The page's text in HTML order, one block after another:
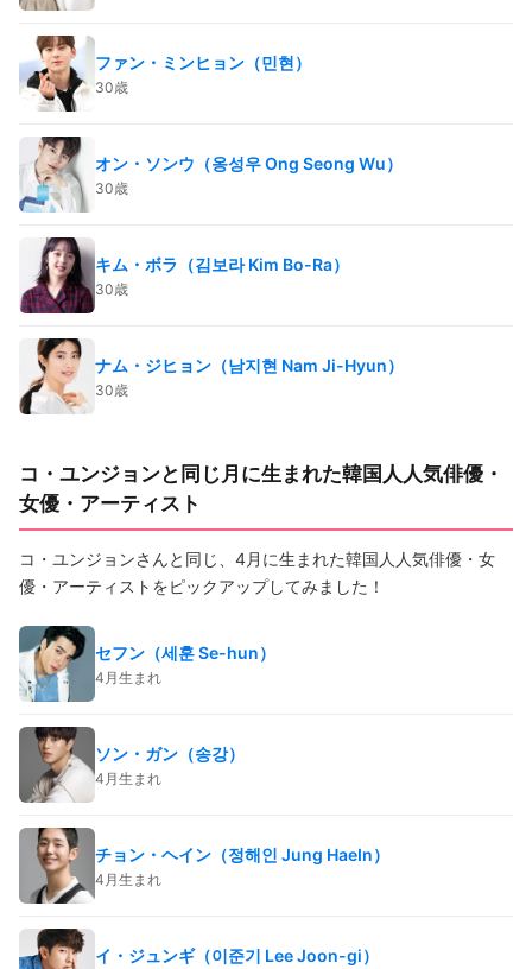
ファン・ミンヒョン（민현）
30歳
オン・ソンウ（옹성우 Ong Seong Wu）
30歳
キム・ボラ（김보라 Kim Bo-Ra）
30歳
ナム・ジヒョン（남지현 Nam Ji-Hyun）
30歳
コ・ユンジョンと同じ月に生まれた韓国人人気俳優・
女優・アーティスト
コ・ユンジョンさんと同じ、4月に生まれた韓国人人気俳優・女
優・アーティストをピックアップしてみました！
セフン（세훈 Se-hun）
4月生まれ
ソン・ガン（송강）
4月生まれ
チョン・ヘイン（정해인 Jung HaeIn）
4月生まれ
イ・ジュンギ（이준기 Lee Joon-gi）